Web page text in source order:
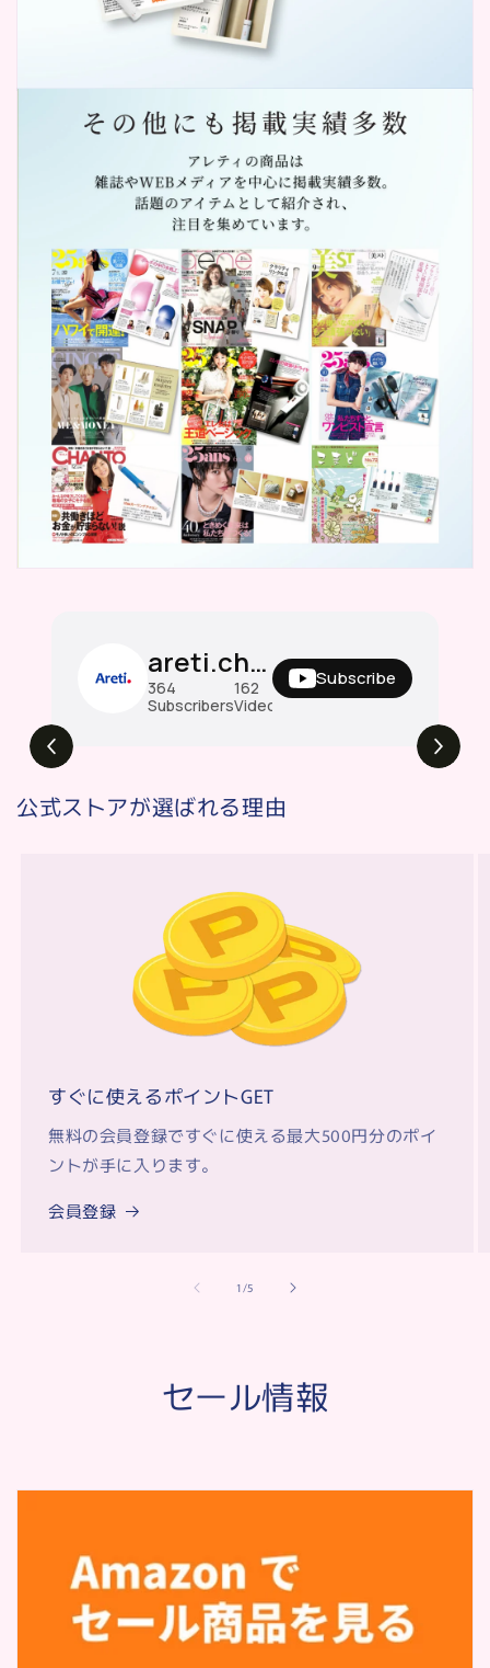
areti.channel
364
Subscribers
162
Videos
687K
Views
Subscribe
公式ストアが選ばれる理由
すぐに使えるポイントGET
無料の会員登録ですぐに使える最大500円分のポイ
ントが手に入ります。
会員登録
1/of
5
セール情報